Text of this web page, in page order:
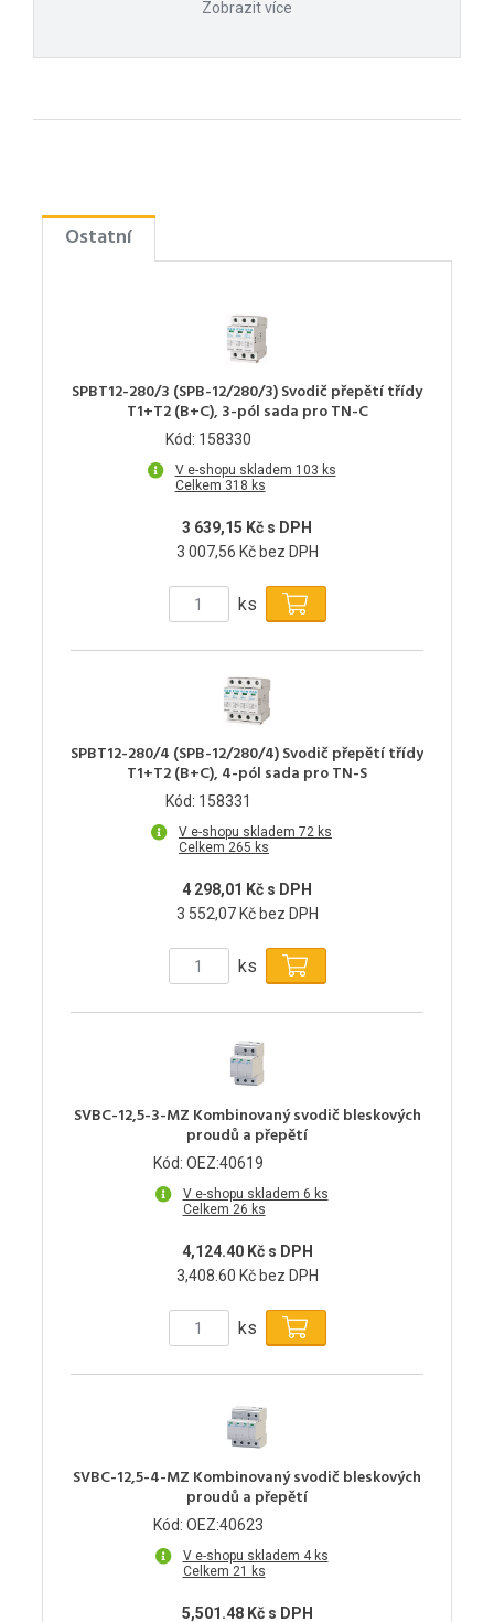
Zobrazit více
Ostatní
SPBT12-280/3 (SPB-12/280/3) Svodič přepětí třídy
T1+T2 (B+C), 3-pól sada pro TN-C
Kód: 158330
V e-shopu skladem 103 ks
Celkem 318 ks
3 639,15 Kč s DPH
3 007,56 Kč bez DPH
ks
SPBT12-280/4 (SPB-12/280/4) Svodič přepětí třídy
T1+T2 (B+C), 4-pól sada pro TN-S
Kód: 158331
V e-shopu skladem 72 ks
Celkem 265 ks
4 298,01 Kč s DPH
3 552,07 Kč bez DPH
ks
SVBC-12,5-3-MZ Kombinovaný svodič bleskových
proudů a přepětí
Kód: OEZ:40619
V e-shopu skladem 6 ks
Celkem 26 ks
4,124.40 Kč s DPH
3,408.60 Kč bez DPH
ks
SVBC-12,5-4-MZ Kombinovaný svodič bleskových
proudů a přepětí
Kód: OEZ:40623
V e-shopu skladem 4 ks
Celkem 21 ks
5,501.48 Kč s DPH